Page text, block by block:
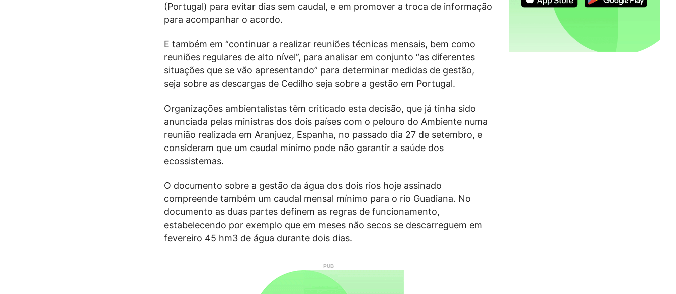
(Portugal) para evitar dias sem caudal, e em promover a troca de informação
para acompanhar o acordo.
E também em “continuar a realizar reuniões técnicas mensais, bem como
reuniões regulares de alto nível”, para analisar em conjunto “as diferentes
situações que se vão apresentando” para determinar medidas de gestão,
seja sobre as descargas de Cedilho seja sobre a gestão em Portugal.
Organizações ambientalistas têm criticado esta decisão, que já tinha sido
anunciada pelas ministras dos dois países com o pelouro do Ambiente numa
reunião realizada em Aranjuez, Espanha, no passado dia 27 de setembro, e
consideram que um caudal mínimo pode não garantir a saúde dos
ecossistemas.
O documento sobre a gestão da água dos dois rios hoje assinado
compreende também um caudal mensal mínimo para o rio Guadiana. No
documento as duas partes definem as regras de funcionamento,
estabelecendo por exemplo que em meses não secos se descarreguem em
fevereiro 45 hm3 de água durante dois dias.